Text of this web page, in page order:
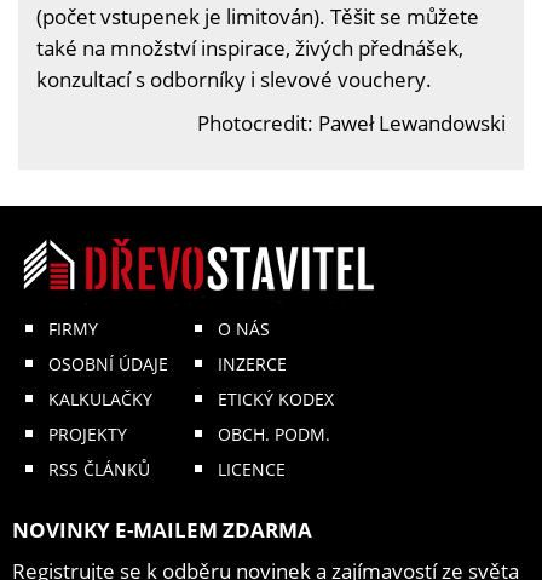
(počet vstupenek je limitován). Těšit se můžete
také na množství inspirace, živých přednášek,
konzultací s odborníky i slevové vouchery.
Photocredit: Paweł Lewandowski
FIRMY
OSOBNÍ ÚDAJE
KALKULAČKY
PROJEKTY
RSS ČLÁNKŮ
O NÁS
INZERCE
ETICKÝ KODEX
OBCH. PODM.
LICENCE
NOVINKY E-MAILEM ZDARMA
Registrujte se k odběru novinek a zajímavostí ze světa